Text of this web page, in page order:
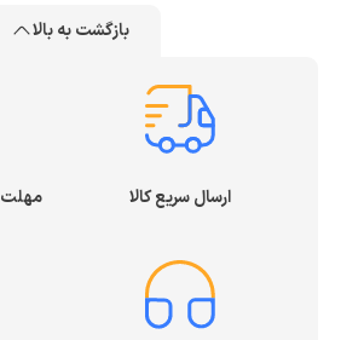
بازگشت به بالا
ارسال سریع کالا مهلت ۷ روز بازگشت کالا